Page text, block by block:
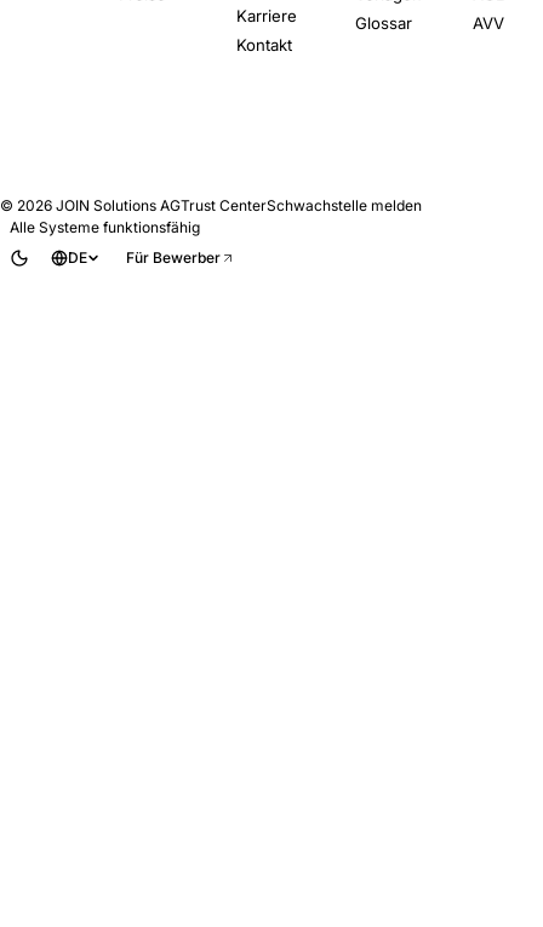
Karriere
Kontakt
Glossar
AVV
© 2026 JOIN Solutions AGTrust CenterSchwachstelle melden
Alle Systeme funktionsfähig
DE
Für Bewerber